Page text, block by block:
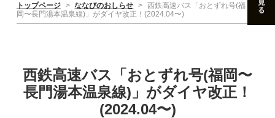
トップページ > ななびのおしらせ > 西鉄高速バス「おとずれ号(福
岡〜長門湯本温泉線)」がダイヤ改正！(2024.04〜)
西鉄高速バス「おとずれ号(福岡〜
長門湯本温泉線)」がダイヤ改正！
(2024.04〜)